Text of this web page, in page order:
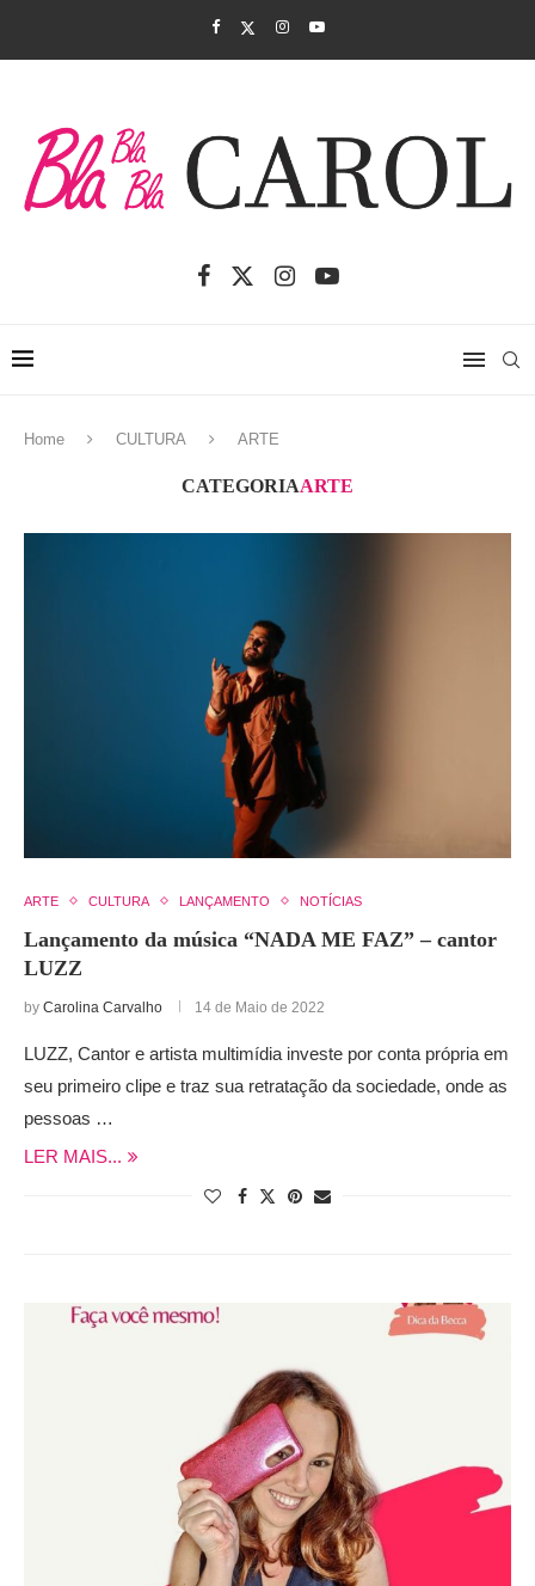
Home CULTURA ARTE
CATEGORIAARTE
ARTE CULTURA LANÇAMENTO NOTÍCIAS
Lançamento da música “NADA ME FAZ” – cantor
LUZZ
by Carolina Carvalho 14 de Maio de 2022
LUZZ, Cantor e artista multimídia investe por conta própria em
seu primeiro clipe e traz sua retratação da sociedade, onde as
pessoas …
LER MAIS...